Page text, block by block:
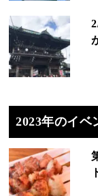
2023年のイベ